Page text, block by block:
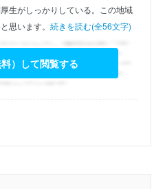
生がしっかりしている。この地域
思います。 続きを読む(全56文字)
）して閲覧する